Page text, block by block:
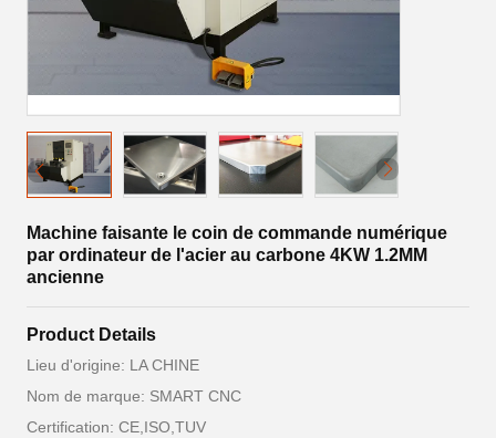
Machine faisante le coin de commande numérique
par ordinateur de l'acier au carbone 4KW 1.2MM
ancienne
Product Details
Lieu d'origine: LA CHINE
Nom de marque: SMART CNC
Certification: CE,ISO,TUV